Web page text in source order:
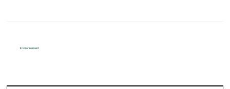
Environnement